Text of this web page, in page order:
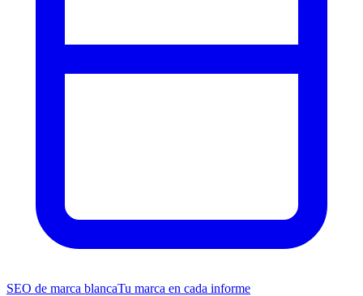
SEO de marca blancaTu marca en cada informe